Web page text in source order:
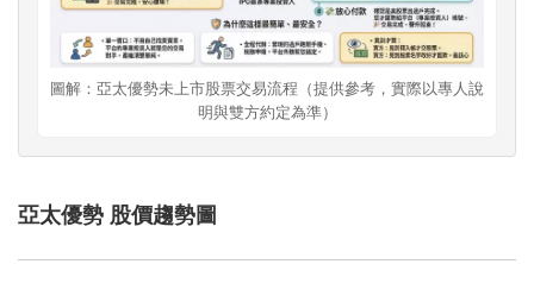
圖解：亞太優勢未上市股票交易流程（提供參考，實際以專人說
明與雙方約定為準）
亞太優勢 股價趨勢圖